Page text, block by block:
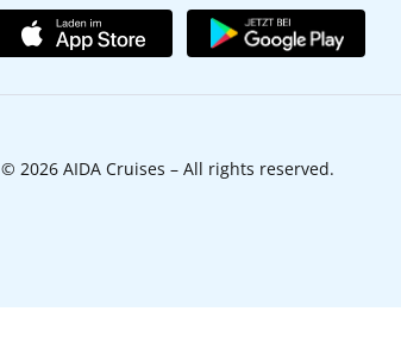
© 2026 AIDA Cruises – All rights reserved.